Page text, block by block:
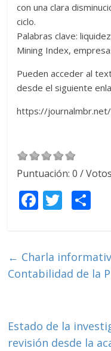
con una clara
ciclo.
Palabras clave:
Mining Index,
Pueden acceder al
desde el siguiente
https://
Puntuación:0 /
F
b
o
T
er p
ar
← Charla
Contabilidad de la
Estado de la
revisión desde la